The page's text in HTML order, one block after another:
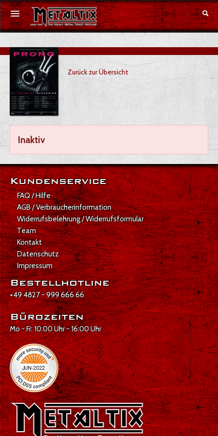
Konzerte
Festivals
Gutschein
Merchandise
DE
Anmelden
Zurück zur Übersicht
Inaktiv
Kundenservice
FAQ / Hilfe
AGB / Verbraucherinformation
Widerrufsbelehrung / Widerrufsformular
Team
Kontakt
Datenschutz
Impressum
Bestellhotline
+49 4827 - 999 666 66
Bürozeiten
Mo - Fr: 10:00 Uhr - 16:00 Uhr